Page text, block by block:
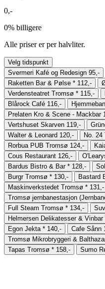
0,-
0% billigere
Alle priser er per halvliter.
Velg tidspunkt
Svermeri Kafé og Redesign 95,-
Raketten Bar & Pølse * 112,-
Verdensteatret Tromsø * 115,-
Blårock Café 116,-
Prelaten Kro & Scene - Mackbar
Vertshuset Skarven 119,-
Walter & Leonard 120,- No. 24
Rorbua PUB Tromsø 124,-
Cous Restaurant 126,-
Bardus Bistro & Bar * 128,-
Burgr Tromsø * 130,- Bastard
Maskinverkstedet Tromsø * 131,-
Tromsø jernbanestasjon
Full Steam Tromsø * 134,-
Helmersen Delikatesser & Vinbar
Egon Jekta * 140,- Cafe Sånn
Tromsø Mikrobryggeri &
Tapas Tromsø * 158,- Sumo